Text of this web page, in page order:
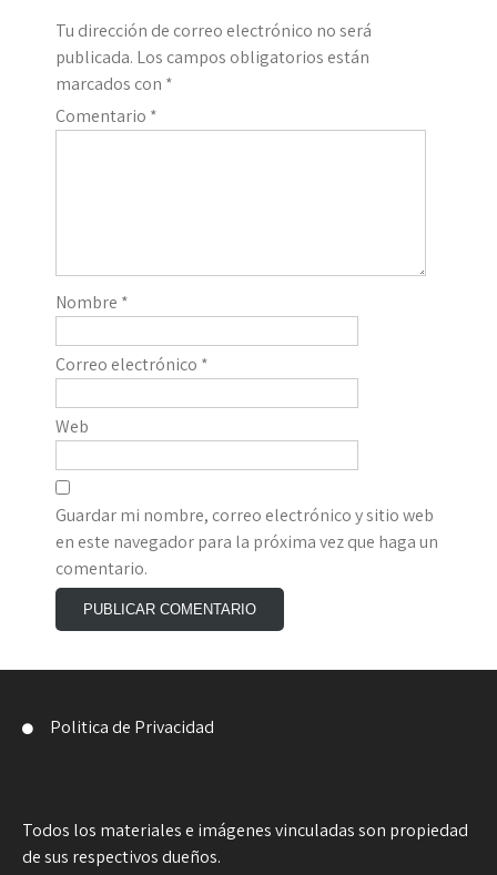
Tu dirección de correo electrónico no será
publicada. Los campos obligatorios están
marcados con *
Comentario *
Nombre *
Correo electrónico *
Web
Guardar mi nombre, correo electrónico y sitio web
en este navegador para la próxima vez que haga un
comentario.
Politica de Privacidad
Todos los materiales e imágenes vinculadas son propiedad
de sus respectivos dueños.